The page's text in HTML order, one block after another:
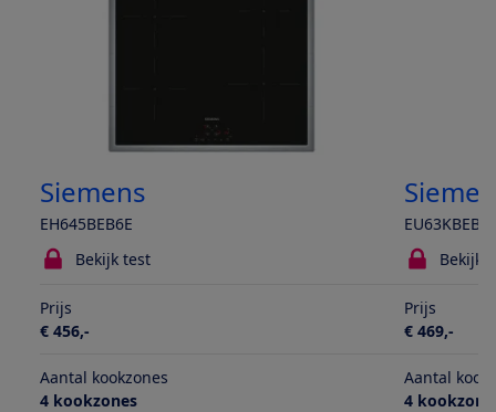
Siemens
EH645BEB6E
Bekijk test
Bekijk
Prijs
€ 456,-
Prijs
€ 469,-
Aantal kookzones
4 kookzones
Aantal
4